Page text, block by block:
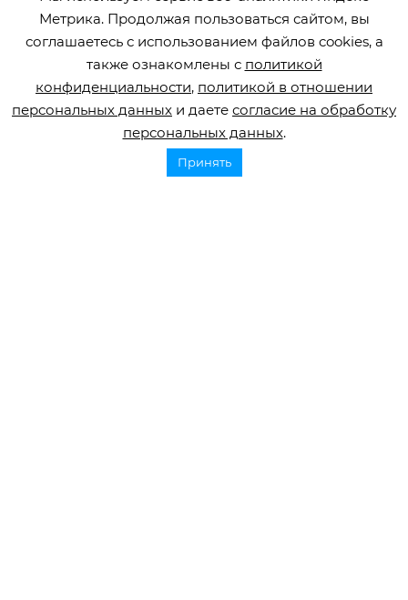
Горячая линия по инсульту
Метрика. Продолжая пользоваться сайтом, вы
соглашаетесь с использованием файлов cookies, а
также ознакомлены с политикой
конфиденциальности, политикой в отношении
персональных данных и даете согласие на обработку
персональных данных.
Принять